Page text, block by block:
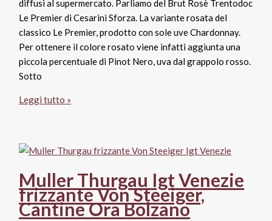
diffusi al supermercato. Parliamo del Brut Rosè Trentodoc
Le Premier di Cesarini Sforza. La variante rosata del
classico Le Premier, prodotto con sole uve Chardonnay.
Per ottenere il colore rosato viene infatti aggiunta una
piccola percentuale di Pinot Nero, uva dal grappolo rosso.
Sotto
Brut
Le
Premier,
Cesarini
Sforza
Leggi tutto »
Muller Thurgau Igt Venezie
frizzante Von Steeiger,
Cantine Ora Bolzano